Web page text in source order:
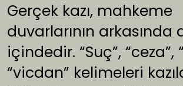
Gerçek kazı, mahkeme
duvarlarının arkasında
içindedir. “Suç”, “ceza”,
“vicdan” kelimeleri